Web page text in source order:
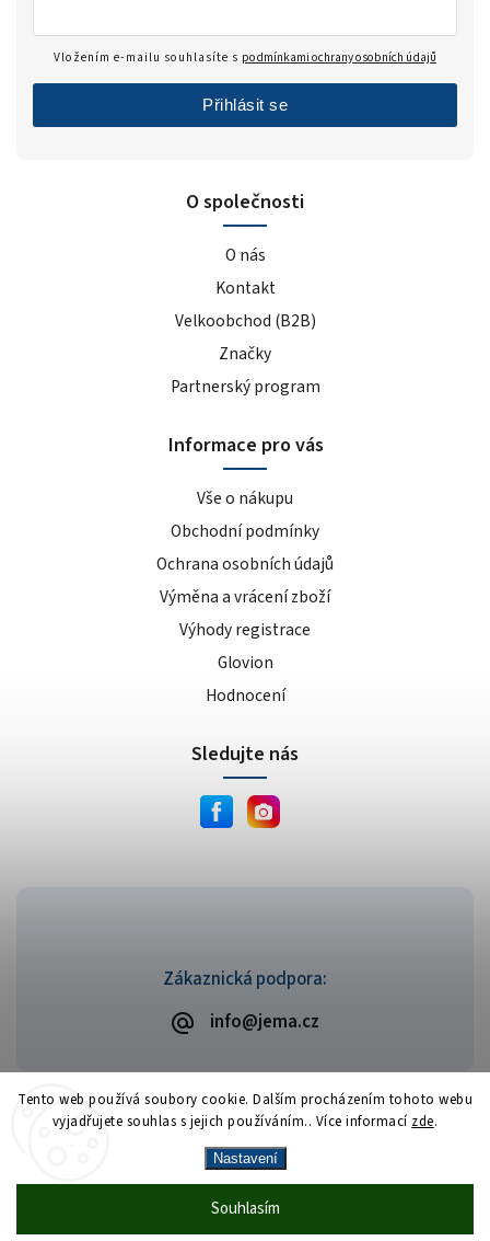
Tento web používá soubory cookie. Dalším procházením tohoto webu
vyjadřujete souhlas s jejich používáním.. Více informací zde.
Nastavení
Souhlasím
Vrácení zboží zdarma— celý srpen bez
Zákaznická podpora:
info@jema.cz
O společnosti
O nás
Kontakt
Velkoobchod (B2B)
Značky
Partnerský program
Informace pro vás
Vše o nákupu
Obchodní podmínky
Ochrana osobních údajů
Výměna a vrácení zboží
Výhody registrace
Glovion
Hodnocení
Vložením e-mailu souhlasíte s podmínkami ochrany osobních údajů
Přihlásit se
Sledujte nás
Copyright 2026JEMA.cz. Všechna práva vyhrazena.
VytvořilShoptet| Design